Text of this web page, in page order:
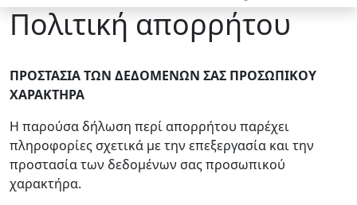
Πολιτική απορρήτου
ΠΡΟΣΤΑΣΙΑ ΤΩΝ ΔΕΔΟΜΕΝΩΝ ΣΑΣ ΠΡΟΣΩΠΙΚΟΥ
ΧΑΡΑΚΤΗΡΑ
Η παρούσα δήλωση περί απορρήτου παρέχει
πληροφορίες σχετικά με την επεξεργασία και την
προστασία των δεδομένων σας προσωπικού
χαρακτήρα.